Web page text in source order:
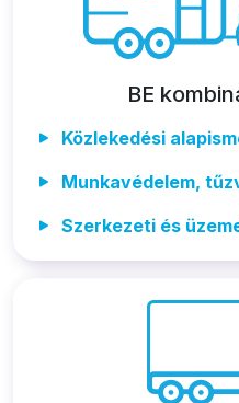
BE
Közlekedési
Munkavédelem,
Szerkezeti és